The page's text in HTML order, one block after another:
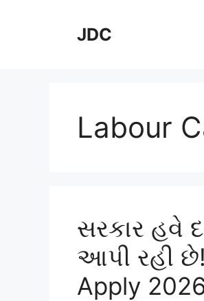
JDC
Labour
સરકાર હવે
આપી રહી છે!
Apply